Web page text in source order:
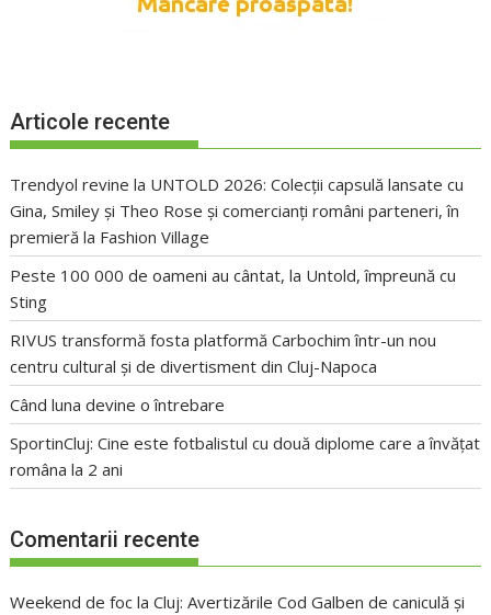
Articole recente
Trendyol revine la UNTOLD 2026: Colecții capsulă lansate cu
Gina, Smiley și Theo Rose și comercianți români parteneri, în
premieră la Fashion Village
Peste 100 000 de oameni au cântat, la Untold, împreună cu
Sting
RIVUS transformă fosta platformă Carbochim într-un nou
centru cultural și de divertisment din Cluj-Napoca
Când luna devine o întrebare
SportinCluj: Cine este fotbalistul cu două diplome care a învățat
româna la 2 ani
Comentarii recente
Weekend de foc la Cluj: Avertizările Cod Galben de caniculă și